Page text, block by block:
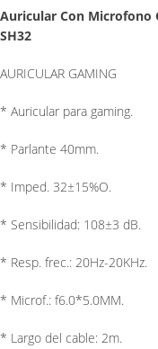
Auricular Con Microfono
SH32
AURICULAR GAMING
* Auricular para gaming.
* Parlante 40mm.
* Imped. 32±15%O.
* Sensibilidad: 108±3 dB.
* Resp. frec.: 20Hz-20KHz.
* Microf.: f6.0*5.0MM.
* Largo del cable: 2m.